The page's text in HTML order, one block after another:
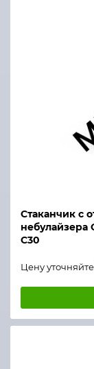
Стаканчик с
небулайзера
С30
Цену уточняйте